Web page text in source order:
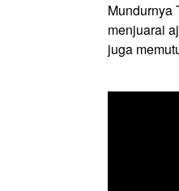
Mundurnya
menjuarai
juga